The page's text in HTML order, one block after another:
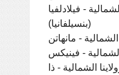
- فيلادلفيا
(بنسيلفانيا)
- مانهاتن
- فينيكس
الشمالية - ذا